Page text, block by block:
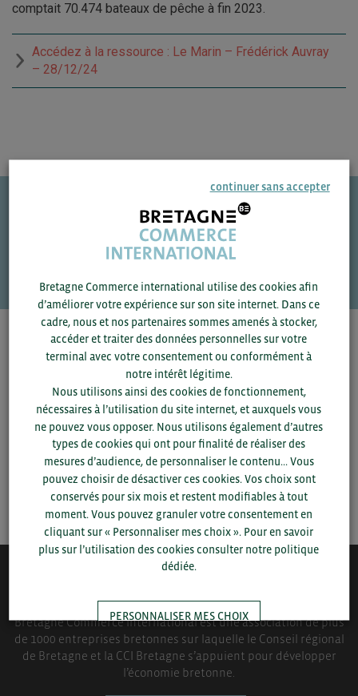
comptait 70.474 bateaux de pêche à fin 2023.
Accédez à la ressource : Le Marin – Frédérick Auvray
– 28/12/24
Une question ?
VOS CONTACTS
Pour voir les contacts, merci de renseigner votre
département et votre secteurou connectez-vous.
SAUVEGARDER
Bretagne Commerce International est une association de plus
de 1000 entreprises bretonnes sur laquelle le Conseil régional
de Bretagne et la CCI Bretagne s’appuient pour développer
l’économie bretonne.
continuer sans accepter
Bretagne Commerce international utilise des cookies afin
d’améliorer votre expérience sur son site internet. Dans ce
cadre, nous et nos partenaires sommes amenés à stocker,
accéder et traiter des données personnelles sur votre
terminal avec votre consentement ou conformément à
notre intérêt légitime.
Nous utilisons ainsi des cookies de fonctionnement,
nécessaires à l’utilisation du site internet, et auxquels vous
ne pouvez vous opposer. Nous utilisons également d’autres
types de cookies qui ont pour finalité de réaliser des
mesures d’audience, de personnaliser le contenu... Vous
pouvez choisir de désactiver ces cookies. Vos choix sont
conservés pour six mois et restent modifiables à tout
moment. Vous pouvez granuler votre consentement en
cliquant sur « Personnaliser mes choix ». Pour en savoir
plus sur l’utilisation des cookies consulter notre politique
dédiée.
PERSONNALISER MES CHOIX
TOUT ACCEPTER